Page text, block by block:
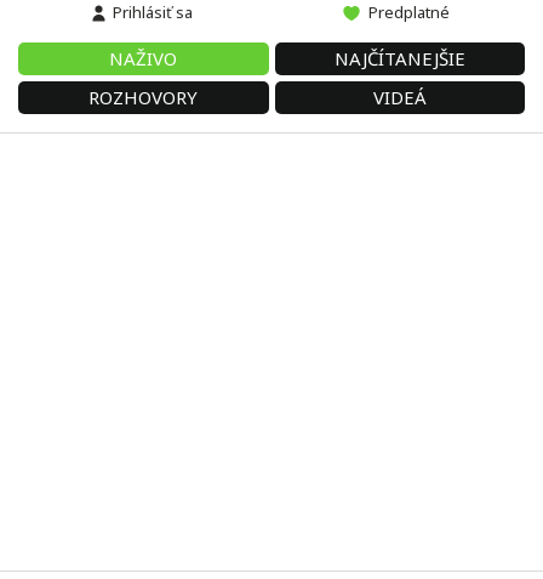
Prihlásiť sa Predplatné
NAŽIVO
NAJČÍTANEJŠIE
ROZHOVORY
VIDEÁ